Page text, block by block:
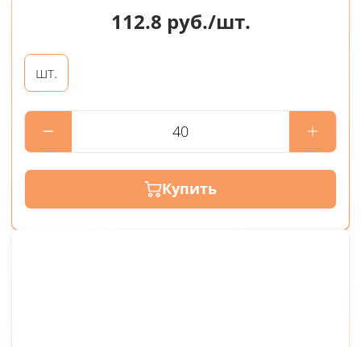
112.8 руб./шт.
шт.
Купить